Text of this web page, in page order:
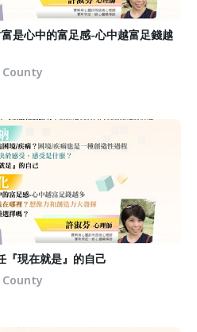
是心中的富足感-心中越富足錢越
County
『現在就是』的自己
County